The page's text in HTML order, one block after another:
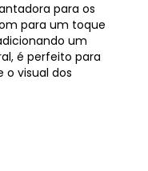
para os
para um toque
um
é perfeito para
o visual dos